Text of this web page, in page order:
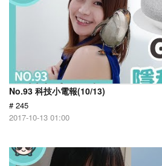
No.93 科技小電報(10/13)
# 245
2017-10-13 01:00